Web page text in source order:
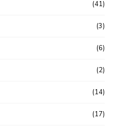
(41)
(3)
(6)
(2)
(14)
(17)